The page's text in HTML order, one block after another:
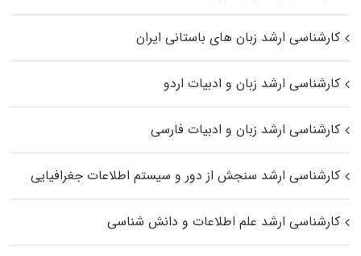
کارشناسی ارشد زبان‌ های باستانی ایران
کارشناسی ارشد زبان و ادبیات اردو
کارشناسی ارشد زبان و ادبیات فارسی
کارشناسی ارشد سنجش از دور و سیستم اطلاعات جغرافیایی
کارشناسی ارشد علم اطلاعات و دانش شناسی